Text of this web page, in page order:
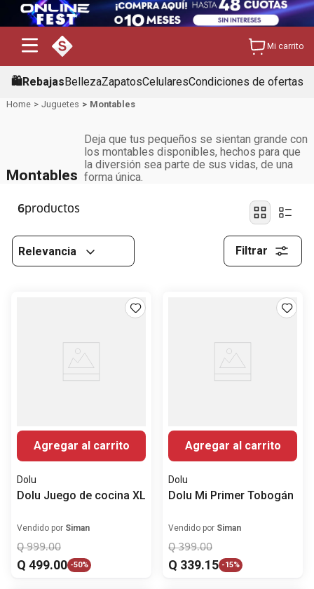
Mi carrito
🛍️RebajasBellezaZapatosCelularesCondiciones de ofertas
Juguetes Montables
Montables
Deja que tus pequeños se sientan grande con
los montables disponibles, hechos para que
la diversión sea parte de sus vidas, de una
forma única.
6
Relevancia Filtrar
Agregar al carrito
Dolu
Dolu Juego de cocina XL
Vendido por Siman
Q 999.00
Q 499.00 -50%
Agregar al carrito
Dolu
Dolu Mi Primer Tobogán
Vendido por Siman
Q 399.00
Q 339.15 -15%